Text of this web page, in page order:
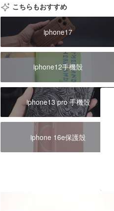
こちらもおすすめ
iphone17
iphone12手機殼
iphone13 pro 手機殼
iphone 16e保護殼